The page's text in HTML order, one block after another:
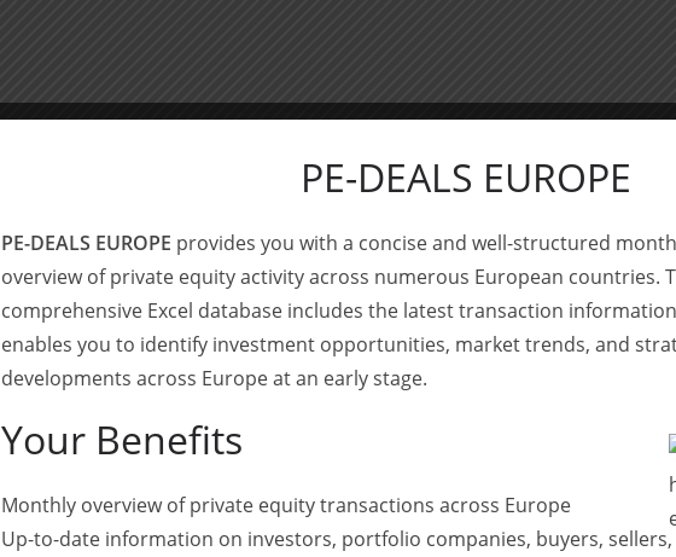
PE-DEALS EUROPE
PE-DEALS EUROPE provides you with a concise and well-structured
overview of private equity activity across numerous European countries.
comprehensive Excel database includes the latest transaction
enables you to identify investment opportunities, market trends, and
developments across Europe at an early stage.
Your Benefits
Monthly overview of private equity transactions across Europe
Up-to-date information on investors, portfolio companies, buyers, sellers,